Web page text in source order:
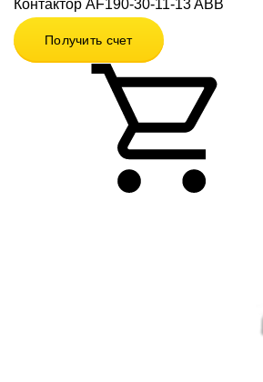
Контактор AF190-30-11-13 ABB
Получить счет